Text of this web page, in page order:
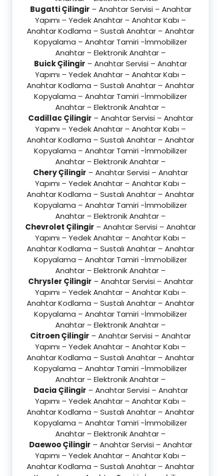
Bugatti Çilingir – Anahtar Servisi – Anahtar
Yapımı – Yedek Anahtar – Anahtar Kabı –
Anahtar Kodlama – Sustalı Anahtar – Anahtar
Kopyalama – Anahtar Tamiri -İmmobilizer
Anahtar – Elektronik Anahtar –
Buick Çilingir – Anahtar Servisi – Anahtar
Yapımı – Yedek Anahtar – Anahtar Kabı –
Anahtar Kodlama – Sustalı Anahtar – Anahtar
Kopyalama – Anahtar Tamiri -İmmobilizer
Anahtar – Elektronik Anahtar –
Cadillac Çilingir – Anahtar Servisi – Anahtar
Yapımı – Yedek Anahtar – Anahtar Kabı –
Anahtar Kodlama – Sustalı Anahtar – Anahtar
Kopyalama – Anahtar Tamiri -İmmobilizer
Anahtar – Elektronik Anahtar –
Chery Çilingir – Anahtar Servisi – Anahtar
Yapımı – Yedek Anahtar – Anahtar Kabı –
Anahtar Kodlama – Sustalı Anahtar – Anahtar
Kopyalama – Anahtar Tamiri -İmmobilizer
Anahtar – Elektronik Anahtar –
Chevrolet Çilingir – Anahtar Servisi – Anahtar
Yapımı – Yedek Anahtar – Anahtar Kabı –
Anahtar Kodlama – Sustalı Anahtar – Anahtar
Kopyalama – Anahtar Tamiri -İmmobilizer
Anahtar – Elektronik Anahtar –
Chrysler Çilingir – Anahtar Servisi – Anahtar
Yapımı – Yedek Anahtar – Anahtar Kabı –
Anahtar Kodlama – Sustalı Anahtar – Anahtar
Kopyalama – Anahtar Tamiri -İmmobilizer
Anahtar – Elektronik Anahtar –
Citroen Çilingir – Anahtar Servisi – Anahtar
Yapımı – Yedek Anahtar – Anahtar Kabı –
Anahtar Kodlama – Sustalı Anahtar – Anahtar
Kopyalama – Anahtar Tamiri -İmmobilizer
Anahtar – Elektronik Anahtar –
Dacia Çilingir – Anahtar Servisi – Anahtar
Yapımı – Yedek Anahtar – Anahtar Kabı –
Anahtar Kodlama – Sustalı Anahtar – Anahtar
Kopyalama – Anahtar Tamiri -İmmobilizer
Anahtar – Elektronik Anahtar –
Daewoo Çilingir – Anahtar Servisi – Anahtar
Yapımı – Yedek Anahtar – Anahtar Kabı –
Anahtar Kodlama – Sustalı Anahtar – Anahtar